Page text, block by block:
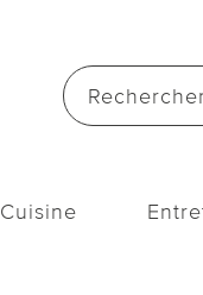
Cuisine